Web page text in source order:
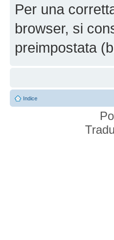
Per una
browser, si
preimpostata
Indice